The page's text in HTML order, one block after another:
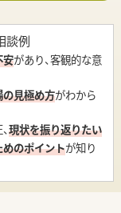
談例
安があり、客観的な意
見極め方がわから
現状を振り返りたい
のポイントが知り